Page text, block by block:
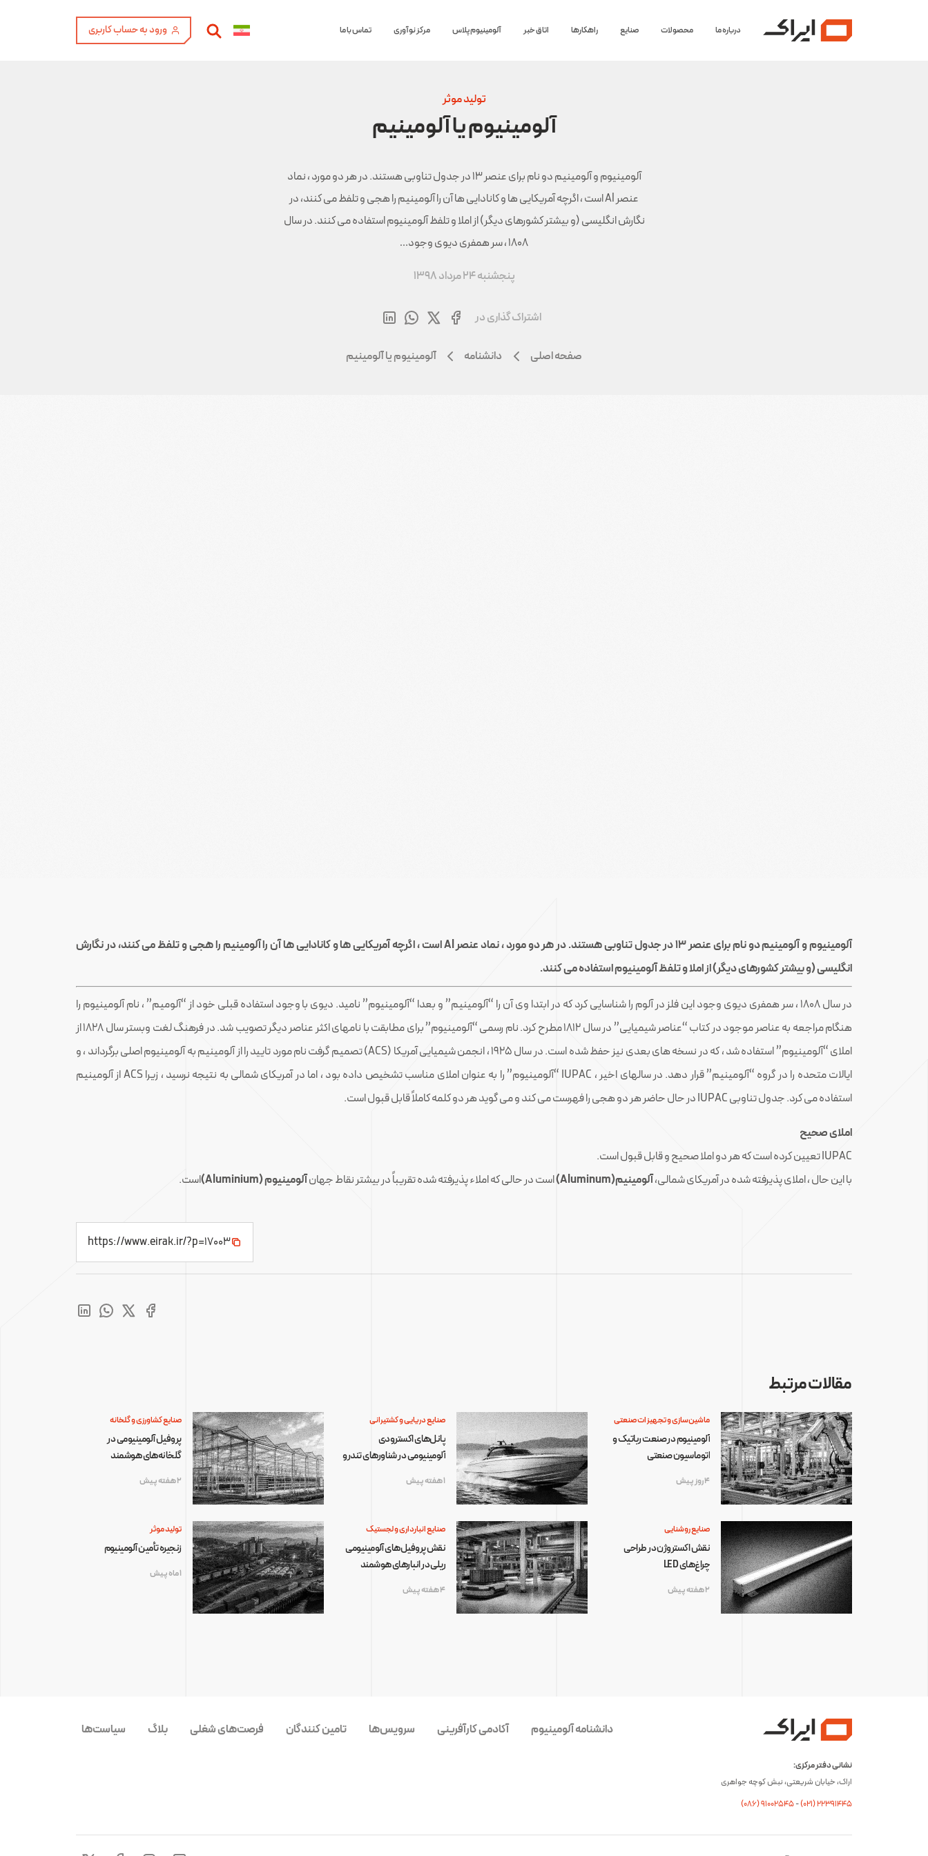
درباره ما محصولات صنایع راهکارها اتاق خبر آلومینیوم پلاس مرکز نوآوری تماس با ما ورود به حساب کاربری
تولید موثر
آلومینیوم یا آلومینیم
آلومینیوم و آلومینیم دو نام برای عنصر 13 در جدول تناوبی هستند. در هر دو مورد ، نماد
عنصر Al است ، اگرچه آمریکایی ها و کانادایی ها آن را آلومینیم را هجی و تلفظ می کنند، در
نگارش انگلیسی (و بیشتر کشورهای دیگر) از املا و تلفظ آلومینیوم استفاده می کنند. در سال
1808 ، سر همفری دیوی وجود…
پنجشنبه 24 مرداد 1398
اشتراک گذاری در
صفحه اصلی دانشنامه آلومینیوم یا آلومینیم
آلومینیوم و آلومینیم دو نام برای عنصر 13 در جدول تناوبی هستند. در هر دو مورد ، نماد عنصر Al است ، اگرچه آمریکایی ها و کانادایی ها آن را آلومینیم را هجی و تلفظ می کنند، در نگارش
انگلیسی (و بیشتر کشورهای دیگر) از املا و تلفظ آلومینیوم استفاده می کنند.
در سال 1808 ، سر همفری دیوی وجود این فلز در آلوم را شناسایی کرد که در ابتدا وی آن را “آلومینیم” و بعدا “آلومینیوم” نامید. دیوی با وجود استفاده قبلی خود از “آلومیم” ، نام آلومینیوم را
هنگام مراجعه به عناصر موجود در کتاب “عناصر شیمیایی” در سال 1812 مطرح کرد. نام رسمی “آلومینیوم” برای مطابقت با نامهای اکثر عناصر دیگر تصویب شد. در فرهنگ لغت وبستر سال 1828 از
املای “آلومینیوم” استفاده شد ، که در نسخه های بعدی نیز حفظ شده است. در سال 1925 ، انجمن شیمیایی آمریکا (ACS) تصمیم گرفت نام مورد تایید را از آلومینیم به آلومینیوم اصلی برگرداند ، و
ایالات متحده را در گروه “آلومینیم” قرار دهد. در سالهای اخیر ، IUPAC “آلومینیوم” را به عنوان املای مناسب تشخیص داده بود ، اما در آمریکای شمالی به نتیجه نرسید ، زیرا ACS از آلومینیم
استفاده می کرد. جدول تناوبی IUPAC در حال حاضر هر دو هجی را فهرست می کند و می گوید هر دو کلمه کاملاً قابل قبول است.
املای صحیح
IUPAC تعیین کرده است که هر دو املا صحیح و قابل قبول است.
با این حال ، املای پذیرفته شده در آمریکای شمالی،آلومینیم(Aluminum) است در حالی که املاء پذیرفته شده تقریباً در بیشتر نقاط جهانآلومینیوم(Aluminium) است.
https://www.eirak.ir/?p=17003
مقالات مرتبط
ماشین‌سازی و تجهیزات صنعتی
آلومینیوم در صنعت رباتیک و
اتوماسیون صنعتی
4 روز پیش
صنایع دریایی و کشتیرانی
پانل‌های اکسترودی
آلومینیومی در شناورهای تندرو
1 هفته پیش
صنایع کشاورزی و گلخانه
پروفیل آلومینیومی در
گلخانه‌های هوشمند
2 هفته پیش
صنایع روشنایی
نقش اکستروژن در طراحی
چراغ‌های LED
2 هفته پیش
صنایع انبارداری و لجستیک
نقش پروفیل‌های آلومینیومی
ریلی در انبارهای هوشمند
4 هفته پیش
تولید موثر
زنجیره تأمین آلومینیوم
1 ماه پیش
دانشنامه آلومینیوم آکادمی کارآفرینی سرویس‌ها تامین کنندگان فرصت‌های شغلی بلاگ سیاست‌ها
نشانی دفتر مرکزی:
اراک، خیابان شریعتی، نبش کوچه جواهری
(۰۸۶) ۹۱۰۰۲۵۴۵-(۰21) 22391445